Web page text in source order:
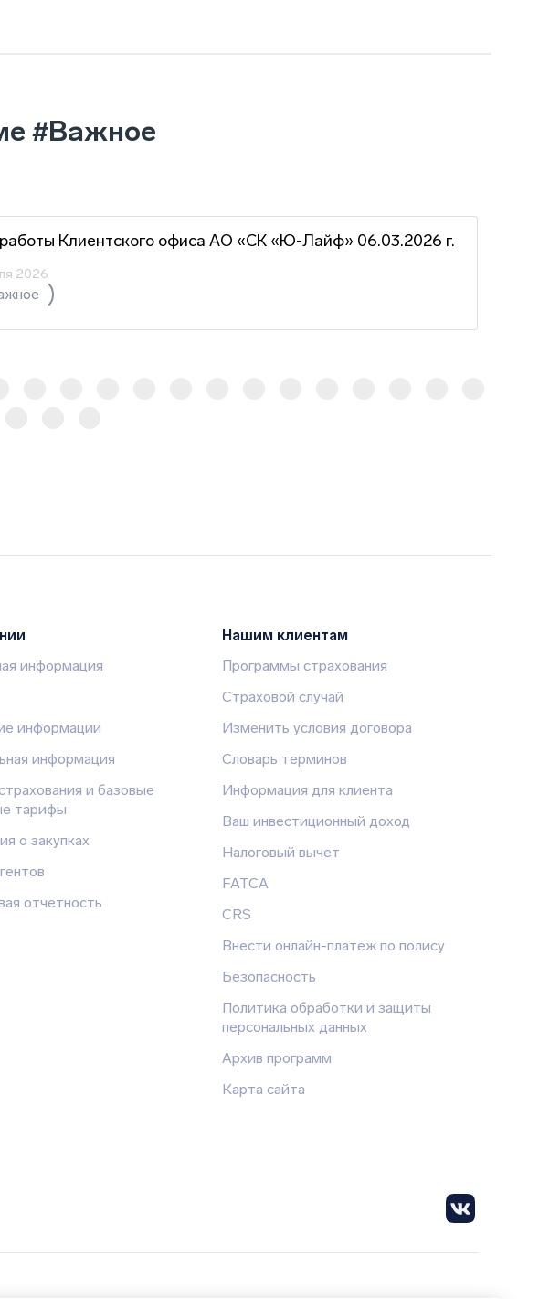
#Важное
Клиентского офиса АО «СК «Ю-Лайф» 06.03.2026 г.
2026
информация
информации
информация
и базовые
тарифы
о закупках
отчетность
Нашим клиентам
Программы страхования
Страховой случай
Изменить условия договора
Словарь терминов
Информация для клиента
Ваш инвестиционный доход
Налоговый вычет
FATCA
CRS
Внести онлайн-платеж по полису
Безопасность
Политика обработки и защиты
персональных данных
Архив программ
Карта сайта